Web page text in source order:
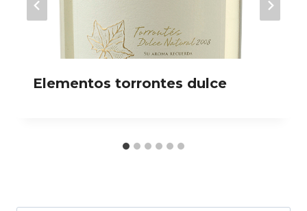
Elementos torrontes dulce